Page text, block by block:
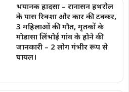
भयानक हादसा – रानासन हथरोल
के पास रिक्शा और कार की टक्कर,
3 महिलाओं की मौत, मृतकों के
मोडासा लिंभोई गांव के होने की
जानकारी – 2 लोग गंभीर रूप से
घायल।